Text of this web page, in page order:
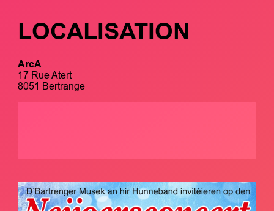
LOCALISATION
ArcA
17 Rue Atert
8051 Bertrange